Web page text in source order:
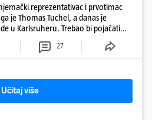
reprezentativac i prvotimac
je Thomas Tuchel, a danas je
u Karlsruheru. Trebao bi pojačati
27
Učitaj više